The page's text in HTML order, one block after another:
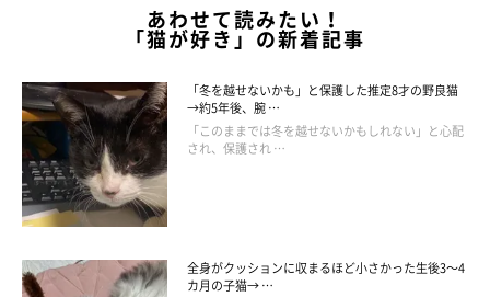
「ベッドを『コロコロ』で掃除してから横になるのですが、つき
みはその様子を見て『はやくはやく！』と言わんばかりに鳴い
る！ このときを待ってた！』という気持ちなのでしょうか
（笑）
つきみは自分からはグイグイいけないタイプの甘えん坊
私が横になった瞬間にここぞとばかりに甘えてくれるんだと思い
ます」
あわせて読みたい！
「猫が好き」の新着記事
「冬を越せないかも」と保護した推定8才の野良猫
→約5年後、腕 …
「このままでは冬を越せないかもしれない」と心配
され、保護され …
全身がクッションに収まるほど小さかった生後3～4
カ月の子猫→ …